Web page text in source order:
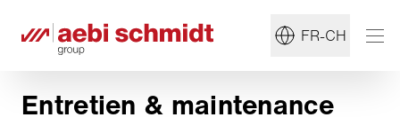
FR-CH
Entretien & maintenance